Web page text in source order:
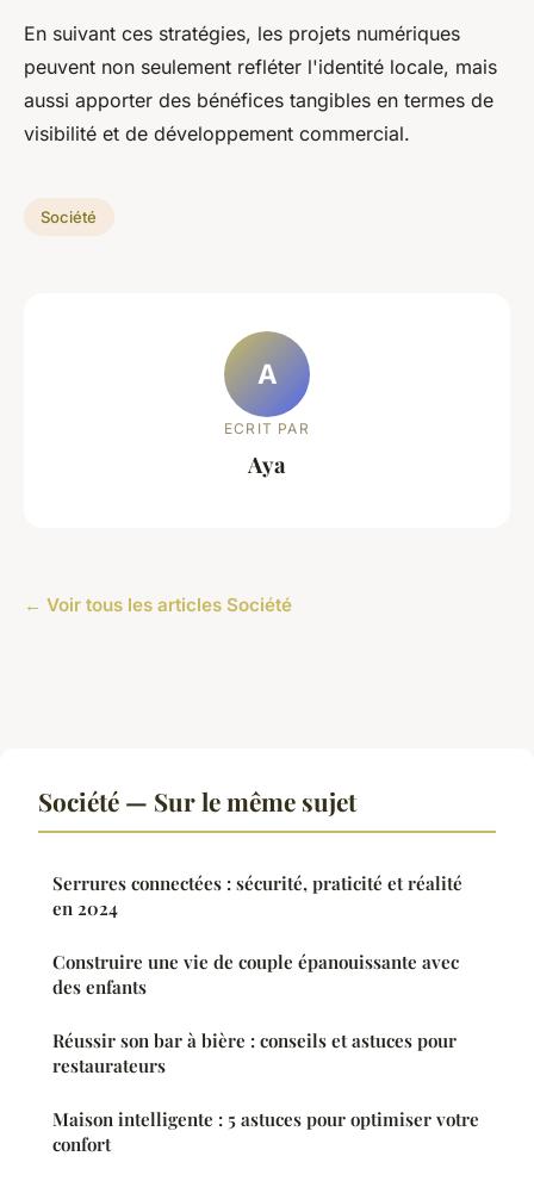
En suivant ces stratégies, les projets numériques
peuvent non seulement refléter l'identité locale, mais
aussi apporter des bénéfices tangibles en termes de
visibilité et de développement commercial.
Société
A
ECRIT PAR
Aya
← Voir tous les articles Société
Société — Sur le même sujet
Serrures connectées : sécurité, praticité et réalité
en 2024
Construire une vie de couple épanouissante avec
des enfants
Réussir son bar à bière : conseils et astuces pour
restaurateurs
Maison intelligente : 5 astuces pour optimiser votre
confort